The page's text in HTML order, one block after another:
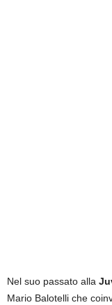
Nel suo passato alla
Mario Balotelli che